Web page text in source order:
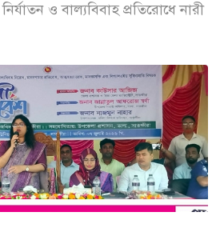
ও বাল্যবিবাহ প্রতিরোধে নারী